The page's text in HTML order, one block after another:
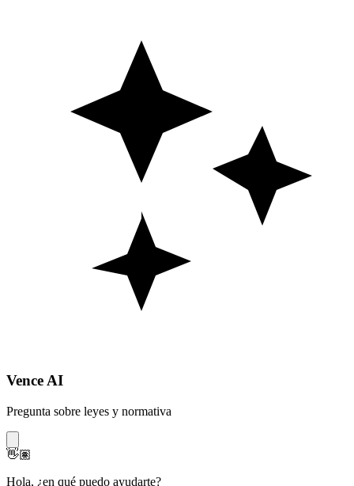
Vence AI
Pregunta sobre leyes y normativa
👋🏽
Hola, ¿en qué puedo ayudarte?